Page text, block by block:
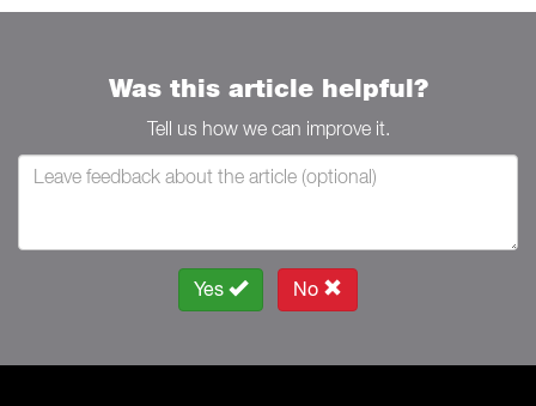
Was this article helpful?
Tell us how we can improve it.
Yes No